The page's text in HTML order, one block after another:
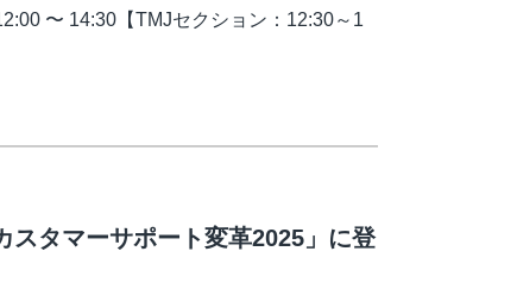
〜 14:30【TMJセクション：12:30～1
スタマーサポート変革2025」に登